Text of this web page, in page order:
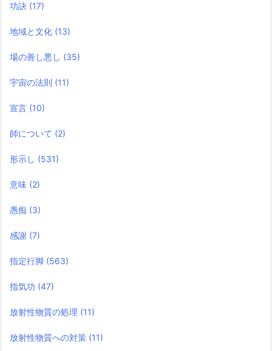
功訣 (17)
地域と文化 (13)
場の善し悪し (35)
宇宙の法則 (11)
宣言 (10)
師について (2)
形示し (531)
意味 (2)
愚痴 (3)
感謝 (7)
指定行脚 (563)
指気功 (47)
放射性物質の処理 (11)
放射性物質への対策 (11)